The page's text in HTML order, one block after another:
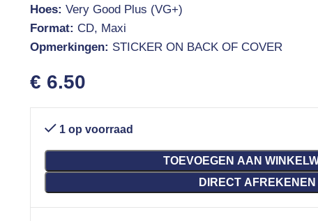
Hoes: Very Good Plus (VG+)
Format: CD, Maxi
Opmerkingen: STICKER ON BACK OF COVER
€ 6.50
1 op voorraad
TOEVOEGEN AAN
DIRECT AFREKENEN